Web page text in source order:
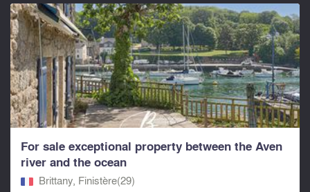
For sale exceptional property between the Aven
river and the ocean
Brittany, Finistère(29)